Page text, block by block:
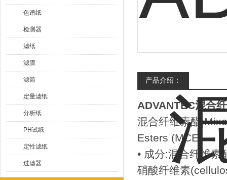
色谱纸
检测器
滤纸
滤膜
滤筒
定量滤纸
分析纸
PH试纸
定性滤纸
过滤器
产品介绍：
ADVANTEC混合
混合纤维素酯
Esters (MCE)
• 成分:混合纤维
硝酸纤维素